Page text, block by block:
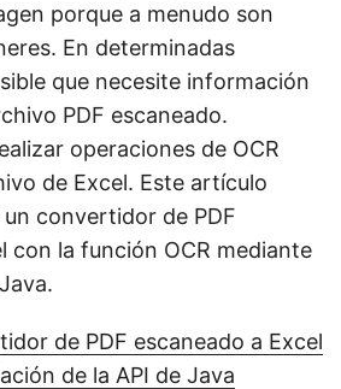
porque a menudo son
En determinadas
que necesite información
PDF escaneado.
operaciones de OCR
de Excel. Este artículo
convertidor de PDF
con la función OCR mediante
de PDF escaneado a Excel
de la API de Java